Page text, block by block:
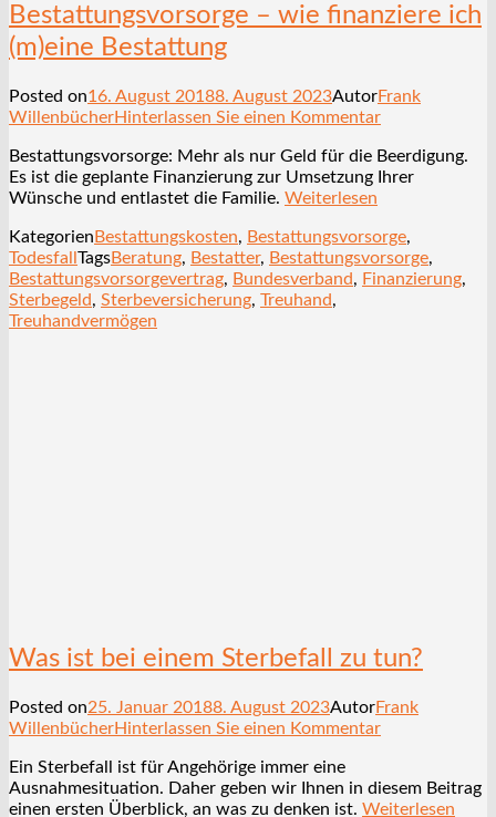
Bestattungsvorsorge – wie finanziere ich
(m)eine Bestattung
Posted on16. August 20188. August 2023AutorFrank
WillenbücherHinterlassen Sie einen Kommentar
Bestattungsvorsorge: Mehr als nur Geld für die Beerdigung.
Es ist die geplante Finanzierung zur Umsetzung Ihrer
Wünsche und entlastet die Familie. Weiterlesen
Kategorien Bestattungskosten, Bestattungsvorsorge,
Todesfall TagsBeratung, Bestatter, Bestattungsvorsorge,
Bestattungsvorsorgevertrag, Bundesverband, Finanzierung,
Sterbegeld, Sterbeversicherung, Treuhand,
Treuhandvermögen
Was ist bei einem Sterbefall zu tun?
Posted on25. Januar 20188. August 2023AutorFrank
WillenbücherHinterlassen Sie einen Kommentar
Ein Sterbefall ist für Angehörige immer eine
Ausnahmesituation. Daher geben wir Ihnen in diesem Beitrag
einen ersten Überblick, an was zu denken ist. Weiterlesen